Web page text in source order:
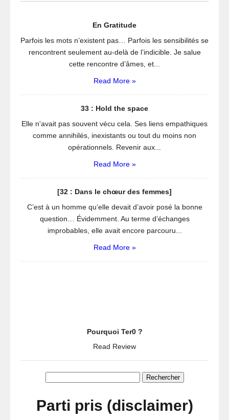
En Gratitude
Parfois les mots n’existent pas… Parfois les sensibilités se
rencontrent seulement au-delà de l’indicible. Je salue
cette rencontre d’âmes, et...
Read More »
33 : Hold the space
Elle n'avait pas souvent vécu cela. Ses liens empathiques
comme annihilés, inexistants ou tout du moins non
opérationnels. Revenir aux...
Read More »
[32 : Dans le chœur des femmes]
C’est à un homme qu’elle devait d’avoir posé la bonne
question… Évidemment. Au terme d’échanges
improbables, elle avait encore parcouru...
Read More »
Pourquoi Ter0 ?
Read Review
Rechercher :
Parti pris (disclaimer)